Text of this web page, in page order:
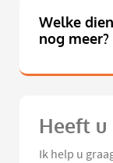
Welke
nog meer?
Heeft u
Ik help u